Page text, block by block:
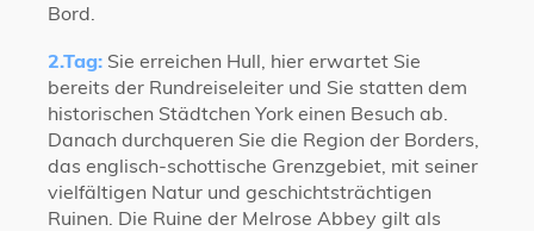
Bord.
2.Tag: Sie erreichen Hull, hier erwartet Sie
bereits der Rundreiseleiter und Sie statten dem
historischen Städtchen York einen Besuch ab.
Danach durchqueren Sie die Region der Borders,
das englisch-schottische Grenzgebiet, mit seiner
vielfältigen Natur und geschichtsträchtigen
Ruinen. Die Ruine der Melrose Abbey gilt als